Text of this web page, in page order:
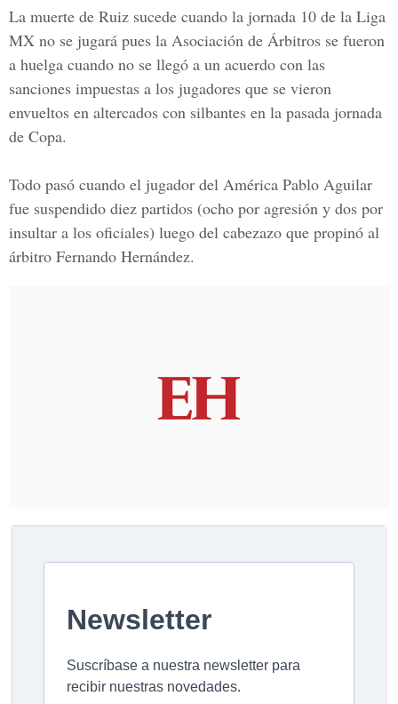
La muerte de Ruiz sucede cuando la jornada 10 de la Liga
MX no se jugará pues la Asociación de Árbitros se fueron
a huelga cuando no se llegó a un acuerdo con las
sanciones impuestas a los jugadores que se vieron
envueltos en altercados con silbantes en la pasada jornada
de Copa.
Todo pasó cuando el jugador del América Pablo Aguilar
fue suspendido diez partidos (ocho por agresión y dos por
insultar a los oficiales) luego del cabezazo que propinó al
árbitro Fernando Hernández.